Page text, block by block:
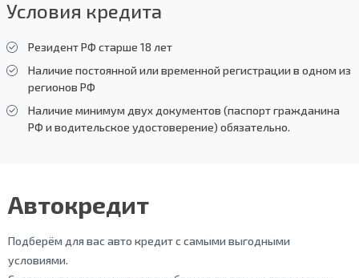
Условия кредита
Резидент РФ старше 18 лет
Наличие постоянной или временной регистрации в одном из
регионов РФ
Наличие минимум двух документов (паспорт гражданина
РФ и водительское удостоверение) обязательно.
Автокредит
Подберём для вас авто кредит с самыми выгодными
условиями.